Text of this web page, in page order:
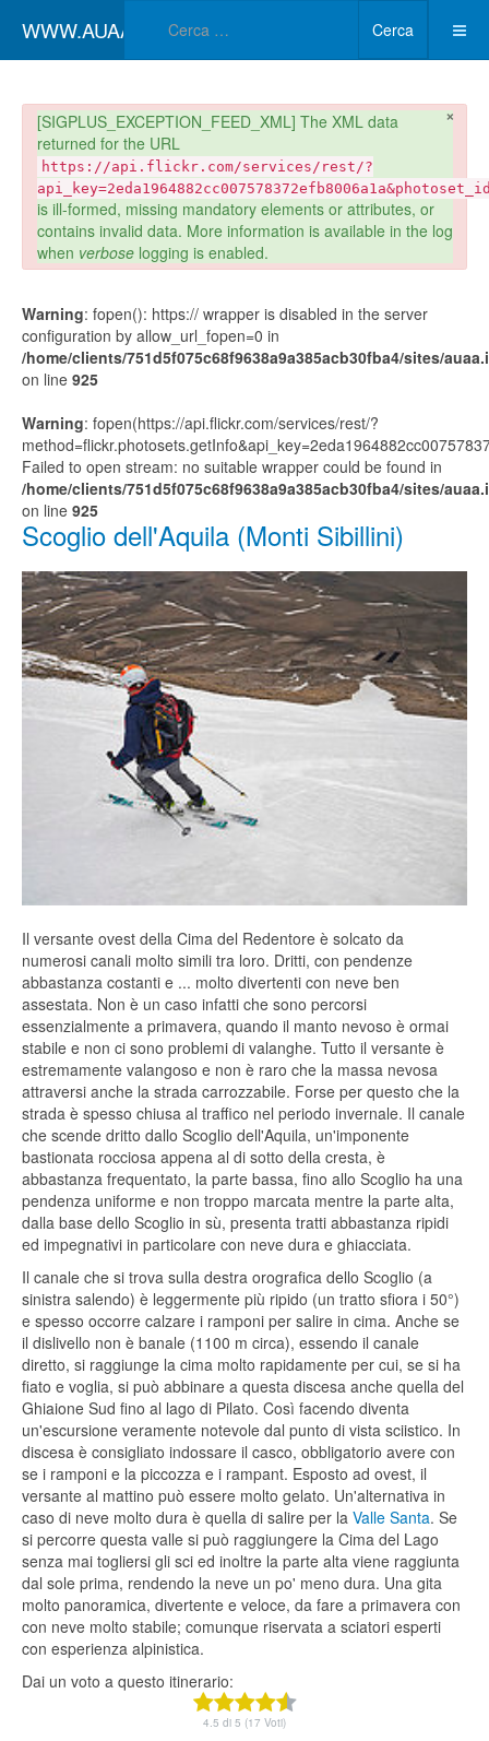
WWW.AUAA.IT
Cerca
×
danger
[SIGPLUS_EXCEPTION_FEED_XML] The XML data
returned for the URL
https://api.flickr.com/services/rest/?
is ill-formed, missing mandatory elements or attributes, or
contains invalid data. More information is available in the log
when verboselogging is enabled.
Warning: fopen(): https:// wrapper is disabled in the server
configuration by allow_url_fopen=0 in
/home/clients/751d5f075c68f9638a9a385acb30fba4/sites/
on line 925
Warning: fopen(https://api.flickr.com/services/rest/?
Failed to open stream: no suitable wrapper could be found in
/home/clients/751d5f075c68f9638a9a385acb30fba4/sites/
on line 925
Scoglio dell'Aquila (Monti Sibillini)
Il versante ovest della Cima del Redentore è solcato da
numerosi canali molto simili tra loro. Dritti, con pendenze
abbastanza costanti e ... molto divertenti con neve ben
assestata. Non è un caso infatti che sono percorsi
essenzialmente a primavera, quando il manto nevoso è ormai
stabile e non ci sono problemi di valanghe. Tutto il versante è
estremamente valangoso e non è raro che la massa nevosa
attraversi anche la strada carrozzabile. Forse per questo che la
strada è spesso chiusa al traffico nel periodo invernale. Il canale
che scende dritto dallo Scoglio dell'Aquila, un'imponente
bastionata rocciosa appena al di sotto della cresta, è
abbastanza frequentato, la parte bassa, fino allo Scoglio ha una
pendenza uniforme e non troppo marcata mentre la parte alta,
dalla base dello Scoglio in sù, presenta tratti abbastanza ripidi
ed impegnativi in particolare con neve dura e ghiacciata.
Il canale che si trova sulla destra orografica dello Scoglio (a
sinistra salendo) è leggermente più ripido (un tratto sfiora i 50°)
e spesso occorre calzare i ramponi per salire in cima. Anche se
il dislivello non è banale (1100 m circa), essendo il canale
diretto, si raggiunge la cima molto rapidamente per cui, se si ha
fiato e voglia, si può abbinare a questa discesa anche quella del
Ghiaione Sud fino al lago di Pilato. Così facendo diventa
un'escursione veramente notevole dal punto di vista sciistico. In
discesa è consigliato indossare il casco, obbligatorio avere con
se i ramponi e la piccozza e i rampant. Esposto ad ovest, il
versante al mattino può essere molto gelato. Un'alternativa in
caso di neve molto dura è quella di salire per la Valle Santa. Se
si percorre questa valle si può raggiungere la Cima del Lago
senza mai togliersi gli sci ed inoltre la parte alta viene raggiunta
dal sole prima, rendendo la neve un po' meno dura. Una gita
molto panoramica, divertente e veloce, da fare a primavera con
con neve molto stabile; comunque riservata a sciatori esperti
con esperienza alpinistica.
Dai un voto a questo itinerario:
4.5 di 5 (17 Voti)